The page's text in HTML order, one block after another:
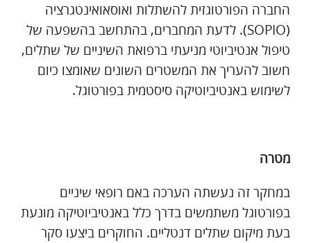
החברה הפורטוגזית להשתלות ואוסאואינטגרציה
(SOPIO). לדעת המחברים, בהתחשב בהשפעה של
טיפול אנטיביוטי מניעתי ברפואת השיניים של שתלים,
חשוב להעריך את המשטרים השונים שאומצו כיום
לשימוש באנטיביוטיקה סיסטמית בפורטוגל.
מטרה
במחקר זה נעשתה הערכה באם רופאי שיניים
בפורטוגל משתמשים בדרך כלל באנטיביוטיקה מונעת
בעת מיקום שתלים דנטליים. החוקרים ביצעו סקר